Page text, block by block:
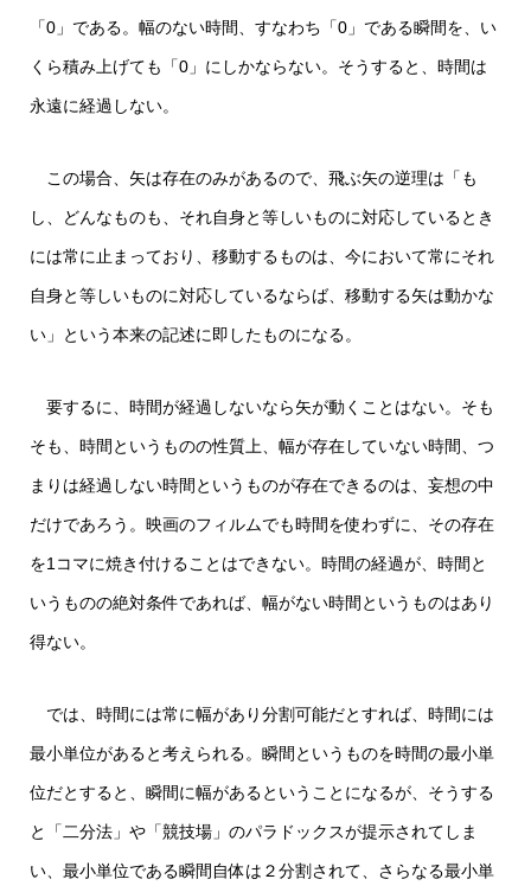
「0」である。幅のない時間、すなわち「0」である瞬間を、い
くら積み上げても「0」にしかならない。そうすると、時間は
永遠に経過しない。
この場合、矢は存在のみがあるので、飛ぶ矢の逆理は「も
し、どんなものも、それ自身と等しいものに対応しているとき
には常に止まっており、移動するものは、今において常にそれ
自身と等しいものに対応しているならば、移動する矢は動かな
い」という本来の記述に即したものになる。
要するに、時間が経過しないなら矢が動くことはない。そも
そも、時間というものの性質上、幅が存在していない時間、つ
まりは経過しない時間というものが存在できるのは、妄想の中
だけであろう。映画のフィルムでも時間を使わずに、その存在
を1コマに焼き付けることはできない。時間の経過が、時間と
いうものの絶対条件であれば、幅がない時間というものはあり
得ない。
では、時間には常に幅があり分割可能だとすれば、時間には
最小単位があると考えられる。瞬間というものを時間の最小単
位だとすると、瞬間に幅があるということになるが、そうする
と「二分法」や「競技場」のパラドックスが提示されてしま
い、最小単位である瞬間自体は２分割されて、さらなる最小単